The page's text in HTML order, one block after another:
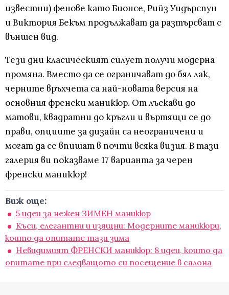
известни) фенове като Бионсе, Рийз Уидърспун
и Виктория Бекъм продължават да разтърсват с
външен вид.
Тези дни класическият силует получи модерна
промяна. Вместо да се ограничават до бял лак,
черните връхчета са най-новата версия на
основния френски маникюр. От лъскави до
матови, квадратни до кръгли и въртящи се до
прави, опциите за дизайн са неограничени и
могат да се впишат в почти всяка визия. В тази
галерия ви показваме 17 варианта за черен
френски маникюр!
Виж още:
5 идеи за нежен ЗИМЕН маникюр
Къси, елегантни и изящни: Модерните маникюри,
които да опитате тази зима
Невидимият ФРЕНСКИ маникюр: 8 идеи, които да
опитате при следващото си посещение в салона